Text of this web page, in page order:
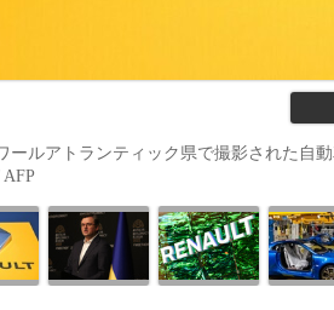
ールアトランティック県で撮影された自